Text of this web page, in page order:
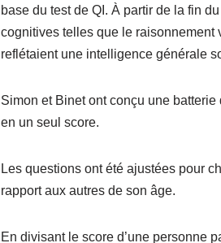
base du test de QI. À partir de la fin
cognitives telles que le raisonnement
reflétaient une intelligence générale
Simon et Binet ont conçu une
en un seul score.
Les questions ont été ajustées pour
rapport aux autres de son âge.
En divisant le score d’une personne